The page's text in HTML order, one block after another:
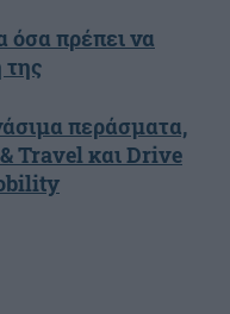
όσα πρέπει να
της
περάσματα,
Travel και Drive